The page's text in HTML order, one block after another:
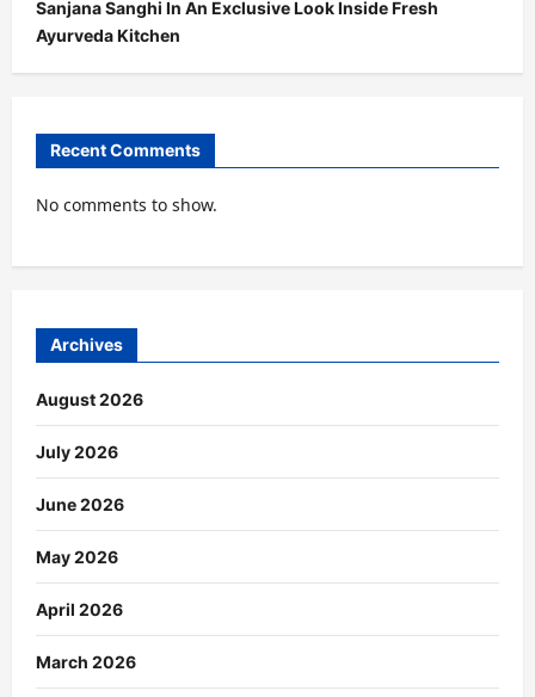
Sanjana Sanghi In An Exclusive Look Inside Fresh
Ayurveda Kitchen
Recent Comments
No comments to show.
Archives
August 2026
July 2026
June 2026
May 2026
April 2026
March 2026